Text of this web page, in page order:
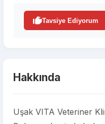
Tavsiye Ediyorum
Hakkında
Uşak VITA Veteriner